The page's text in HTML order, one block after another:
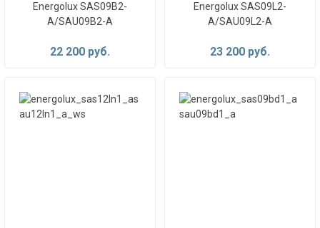
Energolux SAS09B2-
A/SAU09B2-A
22 200 руб.
Energolux SAS09L2-
A/SAU09L2-A
23 200 руб.